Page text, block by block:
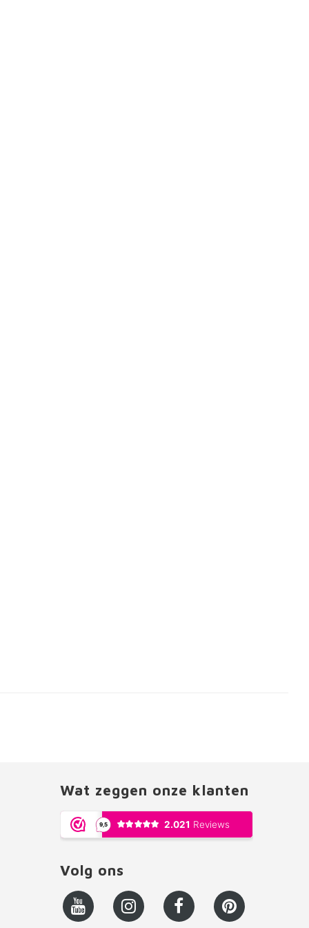
Wat zeggen onze klanten
Volg ons